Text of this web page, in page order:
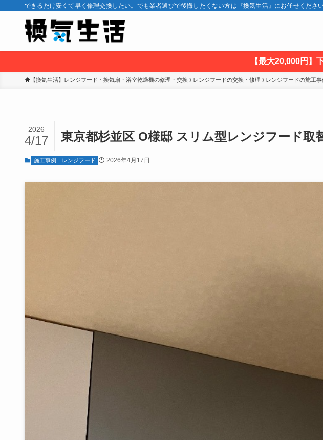
できるだけ安くて早く修理交換したい。でも業者選びで後悔したくない方は『換気生活』にお任せくだ
【最大20,000円】
【換気生活】レンジフード・換気扇・浴室乾燥機の修理・交換 レンジフードの交換・修理 レンジフードの施工事
東京都杉並区 O様邸 スリム型レンジフード取
2026
4/17
施工事例 レンジフード 2026年4月17日